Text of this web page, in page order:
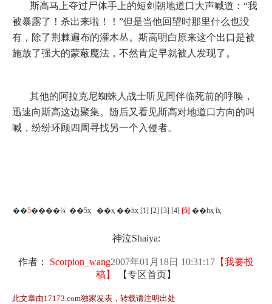
斯高马上夺过尸体手上的短剑朝地道口大声喊道：“我
被暴露了！杀出来啦！！”但是当他回望时那里什么也没
有，除了荆棘遍布的灌木丛。斯高明白原来这个出口是被
施放了强大的蒙蔽魔法，不然肯定早就被人发现了。
其他的阿拉克尼蜘蛛人战士听见同伴临死前的呼唤，
迅速向斯高这边聚集。随后又看见斯高对地道口方向的叫
喊，纷纷环顾四周寻找另一个入侵者。
��5����¼ ��5ҳ ��ҳ ��һҳ [1] [2] [3] [4] [5] ��һҳ ĩҳ
神泣Shaiya:
作者： Scorpion_wang2007年01月18日 10:31:17 【我要投
稿】 【专区首页】
此文章由17173.com独家发表，转载请注明出处